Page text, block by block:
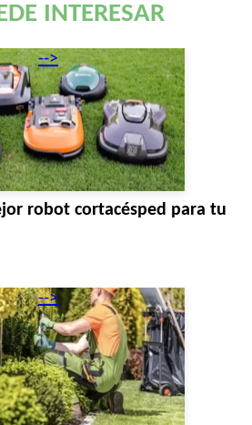
INTERESAR
-->
robot cortacésped para tu
-->